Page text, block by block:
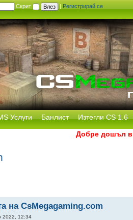
Скрит | Регистрирай се
Услуги Банлист Изтегли CS 1.6
Добре дошъл в
на CsMegagaming.com
2022, 12:34